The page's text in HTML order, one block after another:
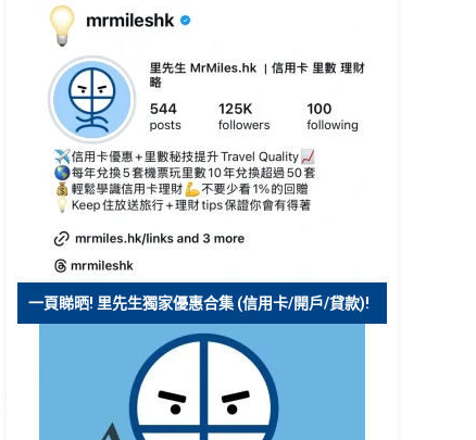
一頁睇晒! 里先生獨家優惠合集 (信用卡/開戶/貸款)!